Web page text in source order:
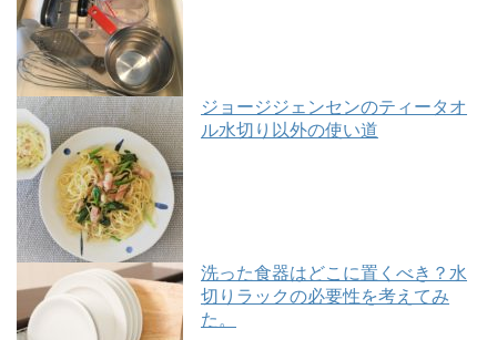
ジョージジェンセンのティータオ
ル水切り以外の使い道
洗った食器はどこに置くべき？水
切りラックの必要性を考えてみ
た。